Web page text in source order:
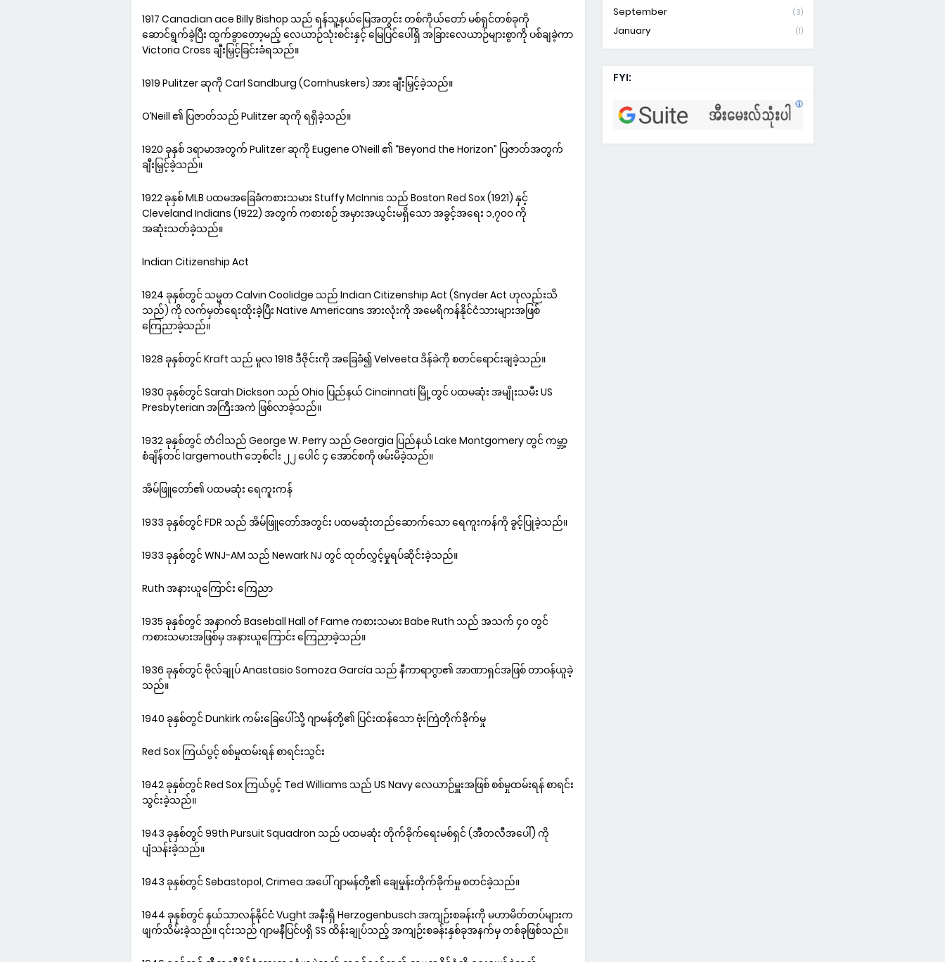
1917 Canadian ace Billy Bishop သည် ရန်သူ့နယ်မြေအတွင်း တစ်ကိုယ်တော် မစ်ရှင်တစ်ခုကို
ဆောင်ရွက်ခဲ့ပြီး ထွက်ခွာတော့မည့် လေယာဉ်သုံးစင်းနှင့် မြေပြင်ပေါ်ရှိ အခြားလေယာဉ်များစွာကို ပစ်ချခဲ့ကာ
Victoria Cross ချီးမြှင့်ခြင်းခံရသည်။
1919 Pulitzer ဆုကို Carl Sandburg (Cornhuskers) အား ချီးမြှင့်ခဲ့သည်။
O’Neill ၏ ပြဇာတ်သည် Pulitzer ဆုကို ရရှိခဲ့သည်။
1920 ခုနှစ် ဒရာမာအတွက် Pulitzer ဆုကို Eugene O’Neill ၏ “Beyond the Horizon” ပြဇာတ်အတွက်
ချီးမြှင့်ခဲ့သည်။
1922 ခုနှစ် MLB ပထမအခြေခံကစားသမား Stuffy McInnis သည် Boston Red Sox (1921) နှင့်
Cleveland Indians (1922) အတွက် ကစားစဉ် အမှားအယွင်းမရှိသော အခွင့်အရေး ၁,၇၀၀ ကို
အဆုံးသတ်ခဲ့သည်။
Indian Citizenship Act
1924 ခုနှစ်တွင် သမ္မတ Calvin Coolidge သည် Indian Citizenship Act (Snyder Act ဟုလည်းသိ
သည်) ကို လက်မှတ်ရေးထိုးခဲ့ပြီး Native Americans အားလုံးကို အမေရိကန်နိုင်ငံသားများအဖြစ်
ကြေညာခဲ့သည်။
1928 ခုနှစ်တွင် Kraft သည် မူလ 1918 ဒီဇိုင်းကို အခြေခံ၍ Velveeta ဒိန်ခဲကို စတင်ရောင်းချခဲ့သည်။
1930 ခုနှစ်တွင် Sarah Dickson သည် Ohio ပြည်နယ် Cincinnati မြို့တွင် ပထမဆုံး အမျိုးသမီး US
Presbyterian အကြီးအကဲ ဖြစ်လာခဲ့သည်။
1932 ခုနှစ်တွင် တံငါသည် George W. Perry သည် Georgia ပြည်နယ် Lake Montgomery တွင် ကမ္ဘာ့
စံချိန်တင် largemouth ဘေ့စ်ငါး ၂၂ ပေါင် ၄ အောင်စကို ဖမ်းမိခဲ့သည်။
အိမ်ဖြူတော်၏ ပထမဆုံး ရေကူးကန်
1933 ခုနှစ်တွင် FDR သည် အိမ်ဖြူတော်အတွင်း ပထမဆုံးတည်ဆောက်သော ရေကူးကန်ကို ခွင့်ပြုခဲ့သည်။
1933 ခုနှစ်တွင် WNJ-AM သည် Newark NJ တွင် ထုတ်လွှင့်မှုရပ်ဆိုင်းခဲ့သည်။
Ruth အနားယူကြောင်း ကြေညာ
1935 ခုနှစ်တွင် အနာဂတ် Baseball Hall of Fame ကစားသမား Babe Ruth သည် အသက် ၄၀ တွင်
ကစားသမားအဖြစ်မှ အနားယူကြောင်း ကြေညာခဲ့သည်။
1936 ခုနှစ်တွင် ဗိုလ်ချုပ် Anastasio Somoza García သည် နီကာရာဂွာ၏ အာဏာရှင်အဖြစ် တာဝန်ယူခဲ့
သည်။
1940 ခုနှစ်တွင် Dunkirk ကမ်းခြေပေါ်သို့ ဂျာမန်တို့၏ ပြင်းထန်သော ဗုံးကြဲတိုက်ခိုက်မှု
Red Sox ကြယ်ပွင့် စစ်မှုထမ်းရန် စာရင်းသွင်း
1942 ခုနှစ်တွင် Red Sox ကြယ်ပွင့် Ted Williams သည် US Navy လေယာဉ်မှူးအဖြစ် စစ်မှုထမ်းရန် စာရင်း
သွင်းခဲ့သည်။
1943 ခုနှစ်တွင် 99th Pursuit Squadron သည် ပထမဆုံး တိုက်ခိုက်ရေးမစ်ရှင် (အီတလီအပေါ်) ကို
ပျံသန်းခဲ့သည်။
1943 ခုနှစ်တွင် Sebastopol, Crimea အပေါ် ဂျာမန်တို့၏ ချေမှုန်းတိုက်ခိုက်မှု စတင်ခဲ့သည်။
1944 ခုနှစ်တွင် နယ်သာလန်နိုင်ငံ Vught အနီးရှိ Herzogenbusch အကျဉ်းစခန်းကို မဟာမိတ်တပ်များက
ဖျက်သိမ်းခဲ့သည်။ ၎င်းသည် ဂျာမနီပြင်ပရှိ SS ထိန်းချုပ်သည့် အကျဉ်းစခန်းနှစ်ခုအနက်မှ တစ်ခုဖြစ်သည်။
September (3)
January (1)
FYI: